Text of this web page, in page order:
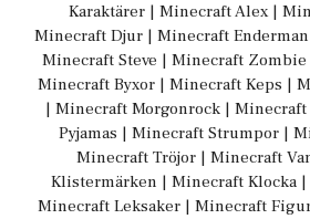
Karaktärer| Minecraft Alex|
Minecraft Djur | Minecraft Enderman
Minecraft Steve | Minecraft Zombie
Minecraft Byxor| Minecraft Keps |
| Minecraft Morgonrock | Minecraft
Pyjamas | Minecraft Strumpor |
Minecraft Tröjor| Minecraft
Klistermärken | Minecraft Klocka|
Minecraft Leksaker| Minecraft